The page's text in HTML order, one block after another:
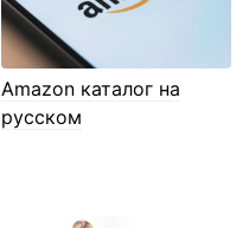
Amazon каталог на
русском